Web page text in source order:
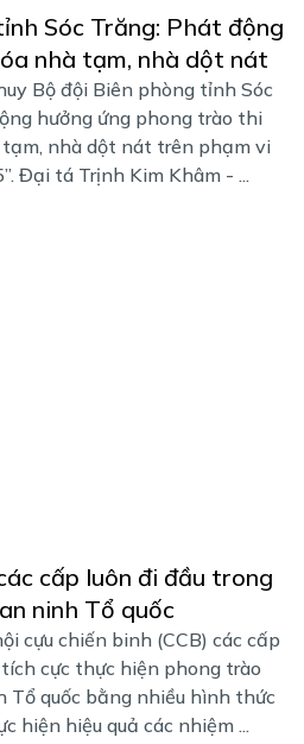
Sóc Trăng: Phát động
nhà tạm, nhà dột nát
Bộ đội Biên phòng tỉnh Sóc
hưởng ứng phong trào thi
tạm, nhà dột nát trên phạm vi
Đại tá Trịnh Kim Khâm - ...
cấp luôn đi đầu trong
ninh Tổ quốc
cựu chiến binh (CCB) các cấp
cực thực hiện phong trào
Tổ quốc bằng nhiều hình thức
hiện hiệu quả các nhiệm ...